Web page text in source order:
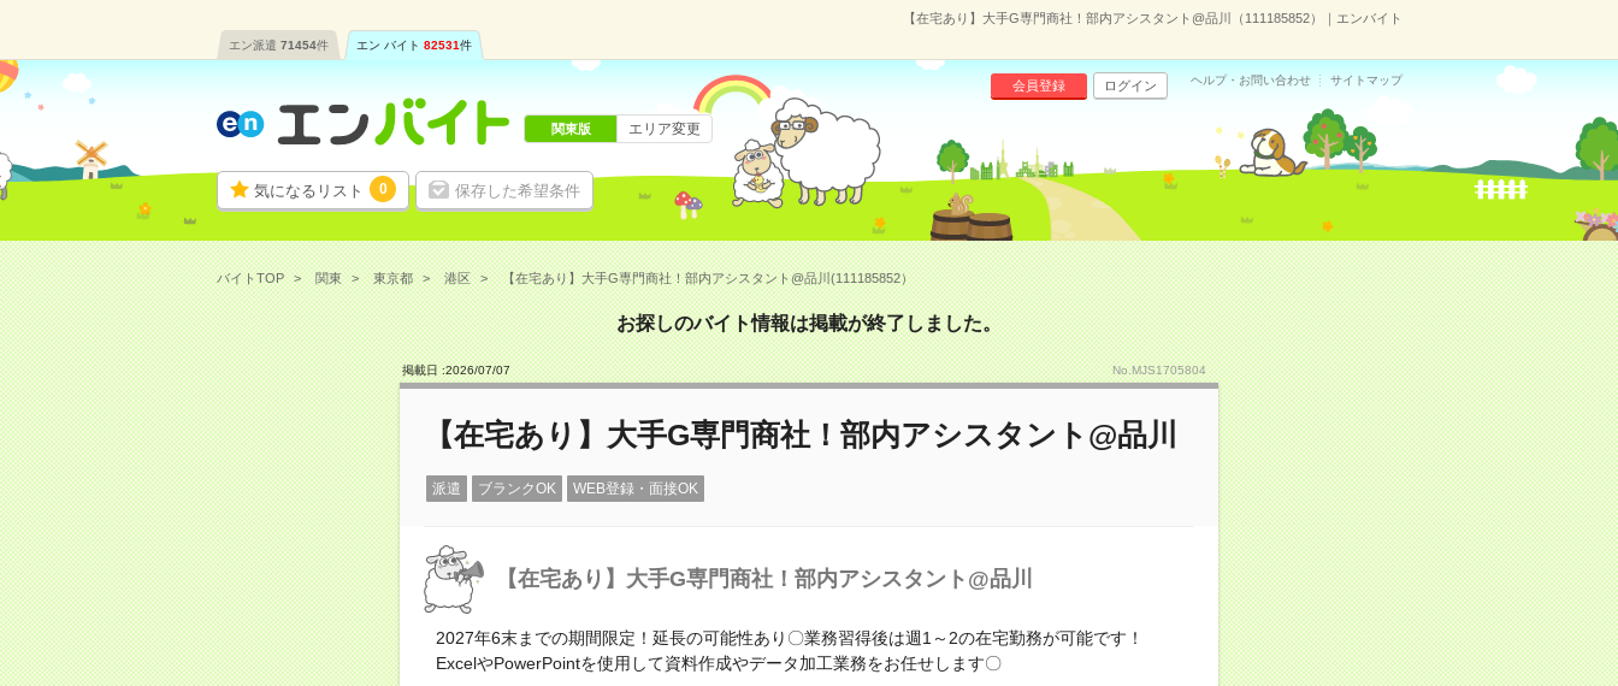
【在宅あり】大手G専門商社！部内アシスタント@品川（111185852）｜エンバイト
エン派遣 71454件 エン バイト 82531件
気になるリスト 0 保存した希望条件
会員登録 ログイン ヘルプ・お問い合わせ サイトマップ
関東版 エリア変更
バイトTOP 関東 東京都 港区 【在宅あり】大手G専門商社！部内アシスタント@品川(111185852）
お探しのバイト情報は掲載が終了しました。
掲載日 :2026/07/07 No.MJS1705804
【在宅あり】大手G専門商社！部内アシスタント@品川
派遣 ブランクOK WEB登録・面接OK
【在宅あり】大手G専門商社！部内アシスタント@品川
2027年6末までの期間限定！延長の可能性あり〇業務習得後は週1～2の在宅勤務が可能です！
ExcelやPowerPointを使用して資料作成やデータ加工業務をお任せします〇